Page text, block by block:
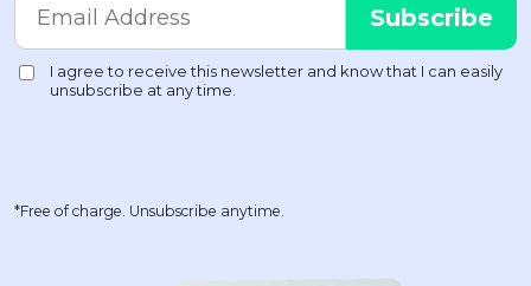
*Free of charge. Unsubscribe anytime.